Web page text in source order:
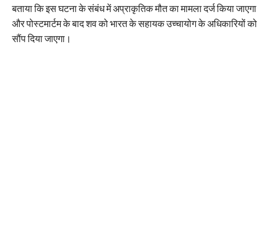
बताया कि इस घटना के संबंध में अप्राकृतिक मौत का मामला दर्ज किया जाएगा
और पोस्टमार्टम के बाद शव को भारत के सहायक उच्चायोग के अधिकारियों को
सौंप दिया जाएगा।